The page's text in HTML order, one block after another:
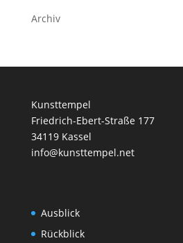
Archiv
Kunsttempel
Friedrich-Ebert-Straße 177
34119 Kassel
info@kunsttempel.net
Ausblick
Rückblick